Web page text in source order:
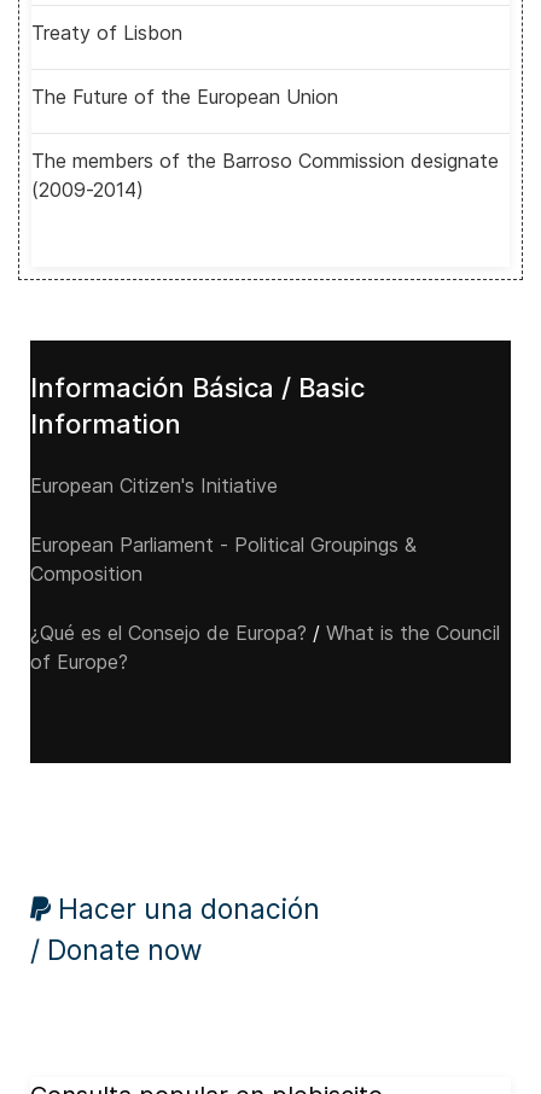
Treaty of Lisbon
The Future of the European Union
The members of the Barroso Commission designate
(2009-2014)
Información Básica / Basic
Information
European Citizen's Initiative
European Parliament - Political Groupings &
Composition
¿Qué es el Consejo de Europa? / What is the Council
of Europe?
Hacer una donación
/ Donate now